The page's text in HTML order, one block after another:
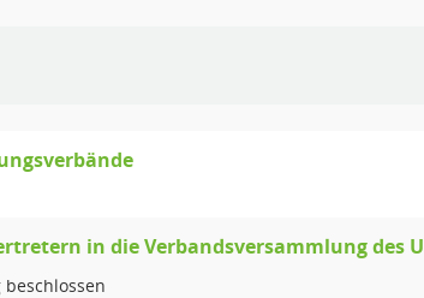
in die Verbandsversammlung des